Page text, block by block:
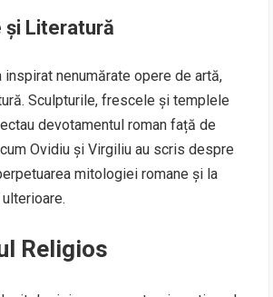
și Literatură
nenumărate opere de artă,
Sculpturile, frescele și templele
devotamentul roman față de
Ovidiu și Virgiliu au scris despre
mitologiei romane și la
Religios